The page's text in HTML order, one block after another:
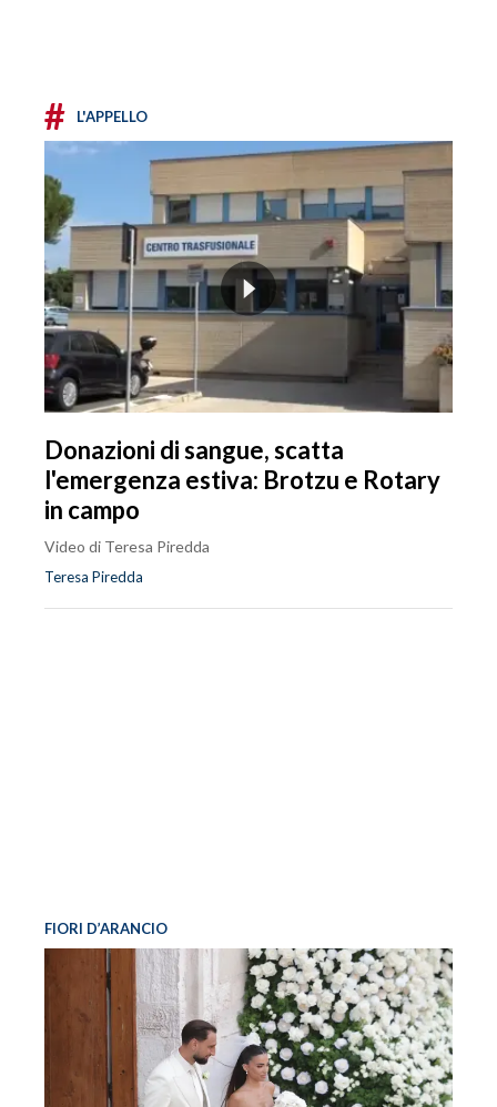
# L'APPELLO
Donazioni di sangue, scatta
l'emergenza estiva: Brotzu e Rotary
in campo
Video di Teresa Piredda
Teresa Piredda
FIORI D’ARANCIO